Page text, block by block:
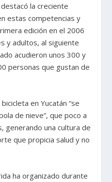
la creciente
estas competencias y
edición en el 2006
y adultos, al siguiente
acudieron unos 300 y
personas que gustan de
en Yucatán “se
de nieve”, que poco a
generando una cultura de
que propicia salud y no
ha organizado durante